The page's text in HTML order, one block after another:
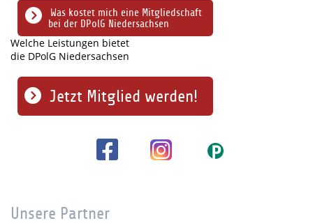
Was kostet mich eine Mitgliedschaft
bei der DPolG Niedersachsen
Welche Leistungen bietet
die DPolG Niedersachsen
Jetzt Mitglied werden!
Unsere Partner